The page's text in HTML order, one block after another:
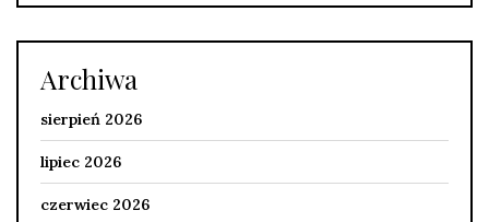
Archiwa
sierpień 2026
lipiec 2026
czerwiec 2026